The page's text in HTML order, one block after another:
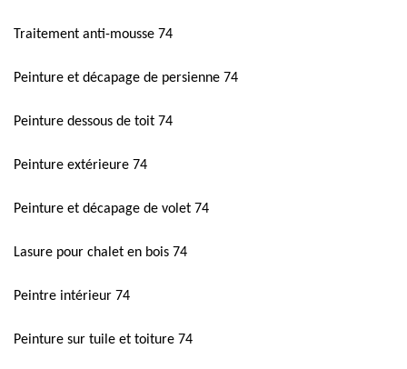
Traitement anti-mousse 74
Peinture et décapage de persienne 74
Peinture dessous de toit 74
Peinture extérieure 74
Peinture et décapage de volet 74
Lasure pour chalet en bois 74
Peintre intérieur 74
Peinture sur tuile et toiture 74